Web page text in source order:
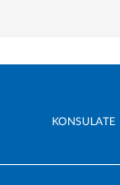
KONSULATE